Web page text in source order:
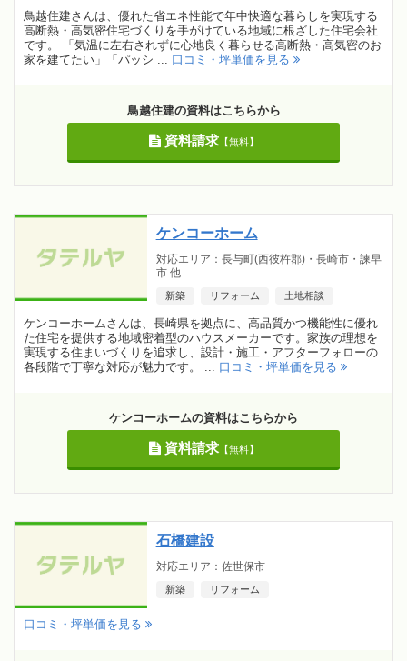
鳥越住建さんは、優れた省エネ性能で年中快適な暮らしを実現する
高断熱・高気密住宅づくりを手がけている地域に根ざした住宅会社
です。 「気温に左右されずに心地良く暮らせる高断熱・高気密のお
家を建てたい」「パッシ ... 口コミ・坪単価を見る
鳥越住建の資料はこちらから
資料請求【無料】
ケンコーホーム
対応エリア：長与町(西彼杵郡)・長崎市・諫早
市 他
新築 リフォーム 土地相談
ケンコーホームさんは、長崎県を拠点に、高品質かつ機能性に優れ
た住宅を提供する地域密着型のハウスメーカーです。家族の理想を
実現する住まいづくりを追求し、設計・施工・アフターフォローの
各段階で丁寧な対応が魅力です。 ... 口コミ・坪単価を見る
ケンコーホームの資料はこちらから
資料請求【無料】
石橋建設
対応エリア：佐世保市
新築 リフォーム
口コミ・坪単価を見る